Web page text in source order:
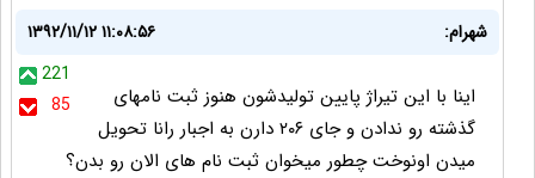
شهرام:
۱۳۹۲/۱۱/۱۲ ۱۱:۰۸:۵۶
221
85
اینا با این تیراژ پایین تولیدشون هنوز ثبت نامهای
گذشته رو ندادن و جای ۲۰۶ دارن به اجبار رانا تحویل
میدن اونوخت چطور میخوان ثبت نام های الان رو بدن؟